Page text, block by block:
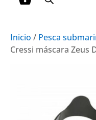
Inicio / Pesca
Cressi máscara Zeus